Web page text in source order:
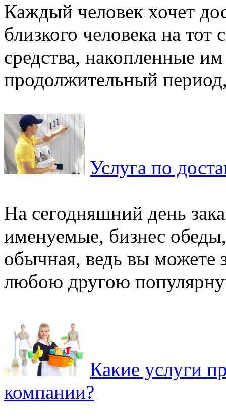
Каждый человек хочет
близкого человека на тот
средства, накопленные
продолжительный
Услуга по
На сегодняшний день
именуемые, бизнес
обычная, ведь вы можете
любою другою
Какие услуги
компании?